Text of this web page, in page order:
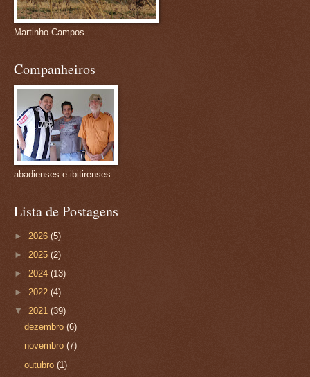
Martinho Campos
Companheiros
abadienses e ibitirenses
Lista de Postagens
► 2026 (5)
► 2025 (2)
► 2024 (13)
► 2022 (4)
▼ 2021 (39)
dezembro(6)
novembro(7)
outubro(1)